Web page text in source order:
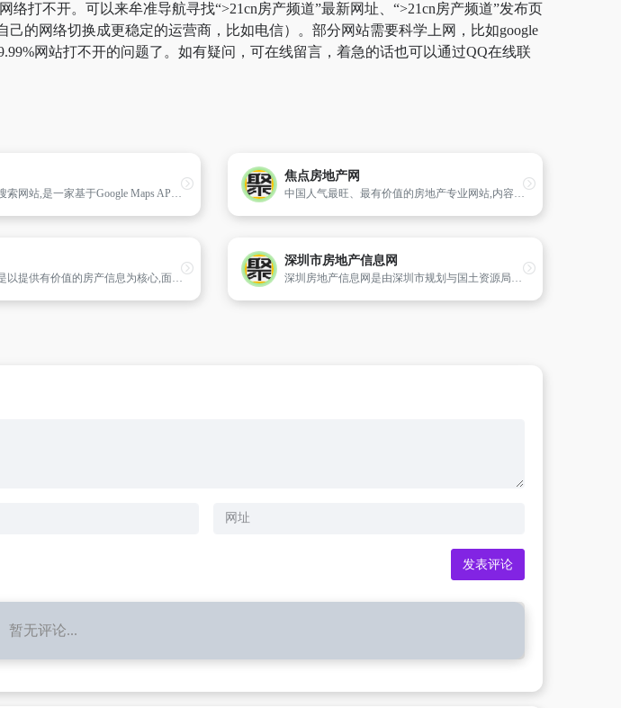
打不开。可以来牟准导航寻找“>21cn房产频道”最新网址、“>21cn房产频道”发布页
的网络切换成更稳定的运营商，比如电信）。部分网站需要科学上网，比如google
网站打不开的问题了。如有疑问，可在线留言，着急的话也可以通过QQ在线联
美国房地产搜索网站,是一家基于Google Maps API的房地产搜索网站,它根据用户选择房屋的类型和地理位置,显示出满足要求的房屋列表并依靠Google的API生成特定的图象,以便用户获取更多详细信息。
焦点房地产网
中国人气最旺、最有价值的房地产专业网站,内容覆盖写字楼、别墅、商业地产、装修家居等,提供全面及时的房地产新闻资讯和各大城市的新房、二手房、租房、装修信息。
寻捕房网站是以提供有价值的房产信息为核心,面向信息应用的房产数据综合平台,曾在2007年一度成为中国最具潜力的房产信息搜索网站,其核心功能是向用户提供全面、准确、有效的房产服务。
深圳市房地产信息网
深圳房地产信息网是由深圳市规划与国土资源局主办,深圳市规划国土信息中心组织开发的、以全市房地产企业为应用对象、面向全社会服务的信息管理系统。
暂无评论...